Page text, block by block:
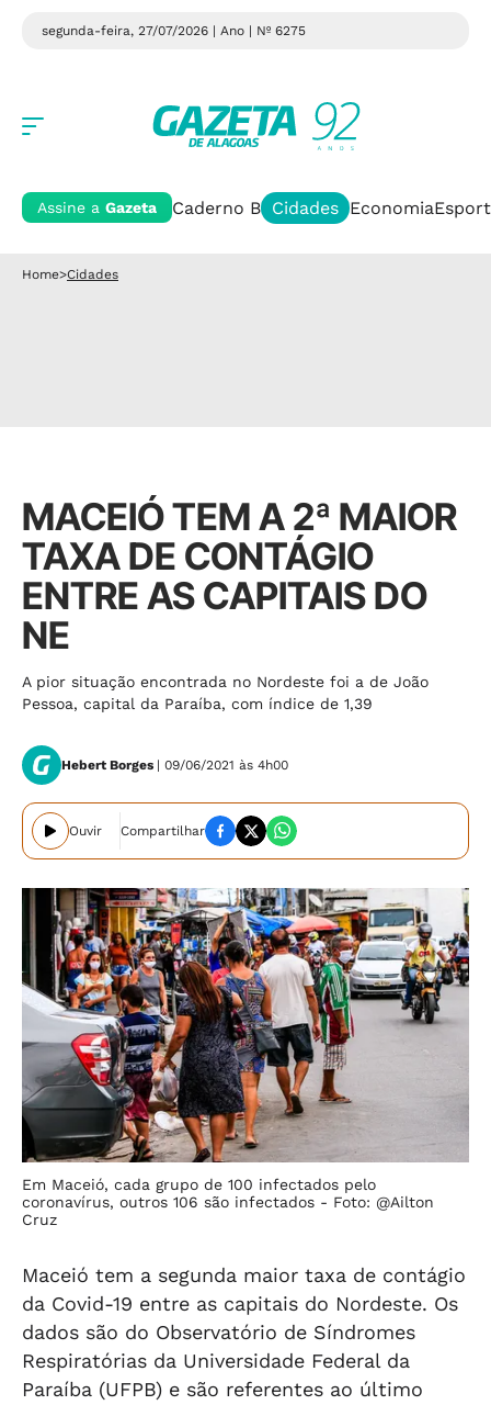
segunda-feira, 27/07/2026 | Ano | Nº 6275
Assine a Gazeta Caderno B Cidades Economia
Home>Cidades
MACEIÓ TEM A 2ª MAIOR
TAXA DE CONTÁGIO
ENTRE AS CAPITAIS DO
NE
A pior situação encontrada no Nordeste foi a de João
Pessoa, capital da Paraíba, com índice de 1,39
Hebert Borges | 09/06/2021 às 4h00
Ouvir Compartilhar
Em Maceió, cada grupo de 100 infectados pelo
coronavírus, outros 106 são infectados - Foto: @Ailton
Cruz
Maceió tem a segunda maior taxa de contágio
da Covid-19 entre as capitais do Nordeste. Os
dados são do Observatório de Síndromes
Respiratórias da Universidade Federal da
Paraíba (UFPB) e são referentes ao último